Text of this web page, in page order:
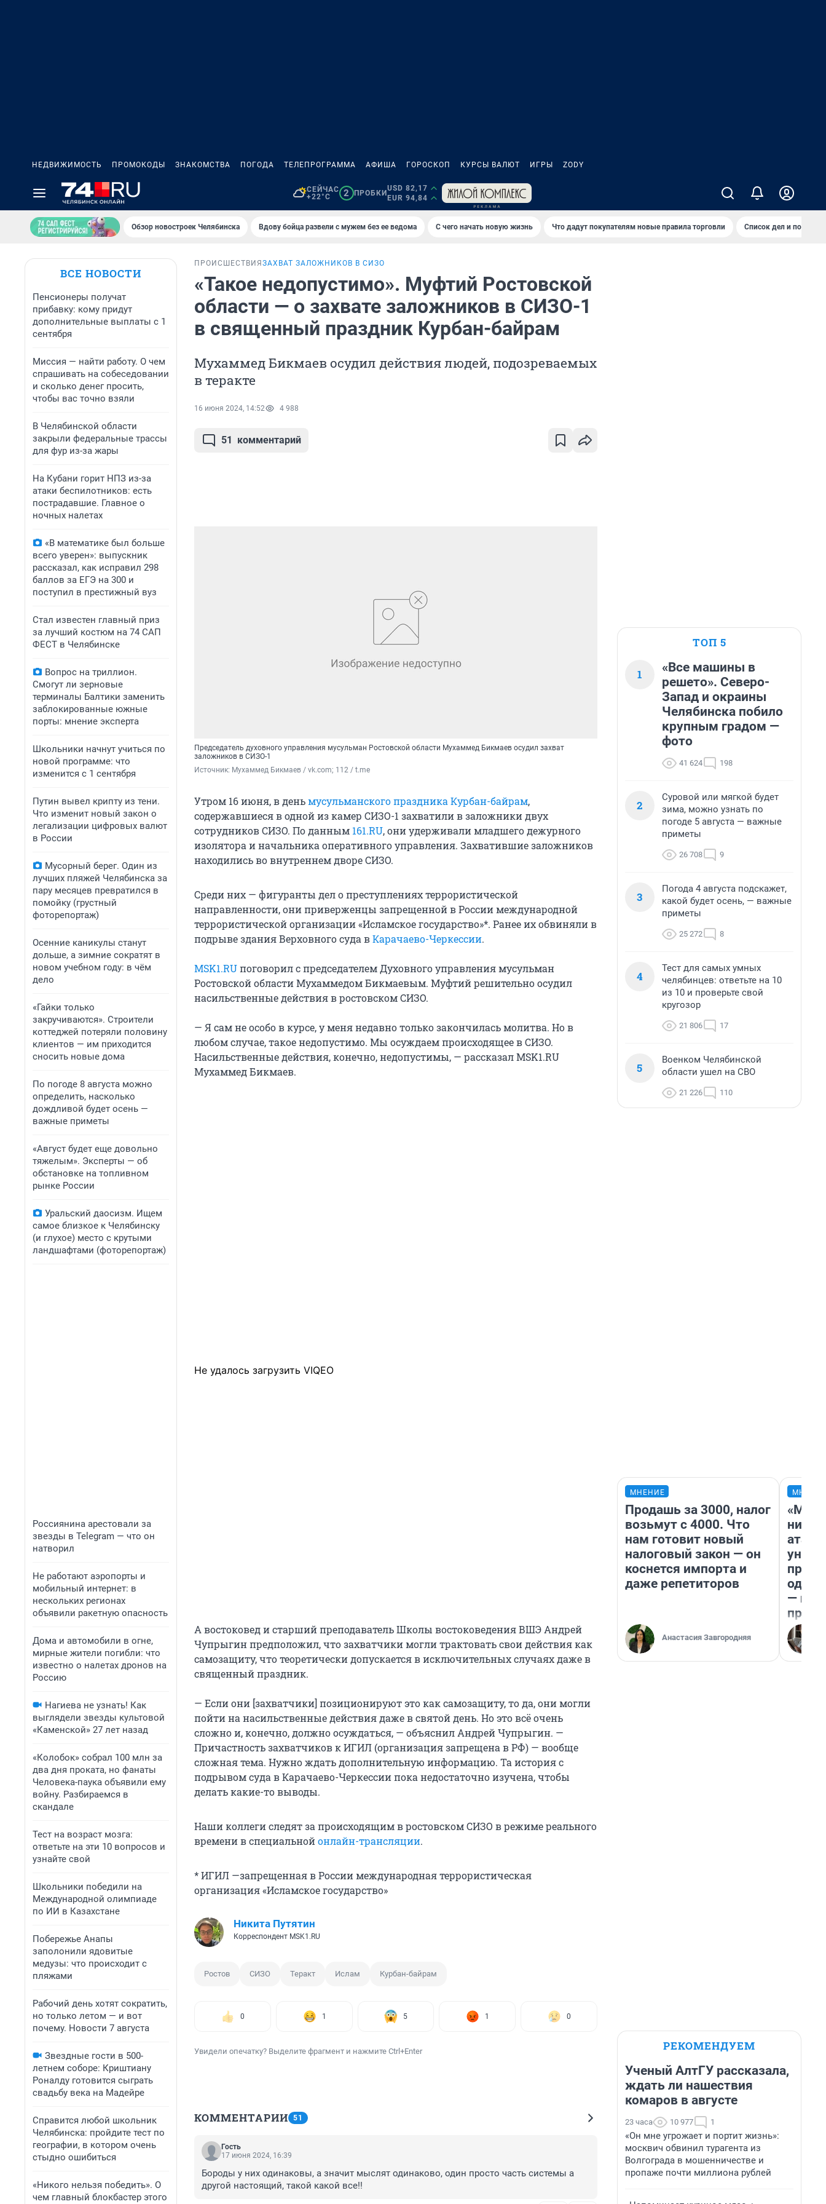
НЕДВИЖИМОСТЬ ПРОМОКОДЫ ЗНАКОМСТВА ПОГОДА ТЕЛЕПРОГРАММА АФИША ГОРОСКОП КУРСЫ ВАЛЮТ ИГРЫ ZODY
СЕЙЧАС
+22°C
2 ПРОБКИ
USD 82,17
EUR 94,84
Обзор новостроек Челябинска Вдову бойца развели с мужем без ее ведома С чего начать новую жизнь Что дадут покупателям новые правила торговли Список дел и покупок
ВСЕ НОВОСТИ
Пенсионеры получат
прибавку: кому придут
дополнительные выплаты с 1
сентября
Миссия — найти работу. О чем
спрашивать на собеседовании
и сколько денег просить,
чтобы вас точно взяли
В Челябинской области
закрыли федеральные трассы
для фур из-за жары
На Кубани горит НПЗ из-за
атаки беспилотников: есть
пострадавшие. Главное о
ночных налетах
«В математике был больше
всего уверен»: выпускник
рассказал, как исправил 298
баллов за ЕГЭ на 300 и
поступил в престижный вуз
Стал известен главный приз
за лучший костюм на 74 САП
ФЕСТ в Челябинске
Вопрос на триллион.
Смогут ли зерновые
терминалы Балтики заменить
заблокированные южные
порты: мнение эксперта
Школьники начнут учиться по
новой программе: что
изменится с 1 сентября
Путин вывел крипту из тени.
Что изменит новый закон о
легализации цифровых валют
в России
Мусорный берег. Один из
лучших пляжей Челябинска за
пару месяцев превратился в
помойку (грустный
фоторепортаж)
Осенние каникулы станут
дольше, а зимние сократят в
новом учебном году: в чём
дело
«Гайки только
закручиваются». Строители
коттеджей потеряли половину
клиентов — им приходится
сносить новые дома
По погоде 8 августа можно
определить, насколько
дождливой будет осень —
важные приметы
«Август будет еще довольно
тяжелым». Эксперты — об
обстановке на топливном
рынке России
Уральский даосизм. Ищем
самое близкое к Челябинску
(и глухое) место с крутыми
ландшафтами (фоторепортаж)
Россиянина арестовали за
звезды в Telegram — что он
натворил
Не работают аэропорты и
мобильный интернет: в
нескольких регионах
объявили ракетную опасность
Дома и автомобили в огне,
мирные жители погибли: что
известно о налетах дронов на
Россию
Нагиева не узнать! Как
выглядели звезды культовой
«Каменской» 27 лет назад
«Колобок» собрал 100 млн за
два дня проката, но фанаты
Человека-паука объявили ему
войну. Разбираемся в
скандале
Тест на возраст мозга:
ответьте на эти 10 вопросов и
узнайте свой
Школьники победили на
Международной олимпиаде
по ИИ в Казахстане
Побережье Анапы
заполонили ядовитые
медузы: что происходит с
пляжами
Рабочий день хотят сократить,
но только летом — и вот
почему. Новости 7 августа
Звездные гости в 500-
летнем соборе: Криштиану
Роналду готовится сыграть
свадьбу века на Мадейре
Справится любой школьник
Челябинска: пройдите тест по
географии, в котором очень
стыдно ошибиться
«Никого нельзя победить». О
чем главный блокбастер этого
ПРОИСШЕСТВИЯ ЗАХВАТ ЗАЛОЖНИКОВ В СИЗО
«Такое недопустимо». Муфтий Ростовской
области — о захвате заложников в СИЗО-1
в священный праздник Курбан-байрам
Мухаммед Бикмаев осудил действия людей, подозреваемых
в теракте
16 июня 2024, 14:52 4 988
51 комментарий
Председатель духовного управления мусульман Ростовской области Мухаммед Бикмаев осудил захват
заложников в СИЗО-1
Источник: Мухаммед Бикмаев / vk.com; 112 / t.me
Утром 16 июня, в деньмусульманского праздника Курбан-байрам,
содержавшиеся в одной из камер СИЗО-1 захватили в заложники двух
сотрудников СИЗО. По данным 161.RU, они удерживали младшего дежурного
изолятора и начальника оперативного управления. Захватившие заложников
находились во внутреннем дворе СИЗО.
Среди них — фигуранты дел о преступлениях террористической
направленности, они приверженцы запрещенной в России международной
террористической организации «Исламское государство»*. Ранее их обвиняли в
подрыве здания Верховного суда вКарачаево-Черкессии.
MSK1.RUпоговорил с председателем Духовного управления мусульман
Ростовской области Мухаммедом Бикмаевым. Муфтий решительно осудил
насильственные действия в ростовском СИЗО.
— Я сам не особо в курсе, у меня недавно только закончилась молитва. Но в
любом случае, такое недопустимо. Мы осуждаем происходящее в СИЗО.
Насильственные действия, конечно, недопустимы, — рассказал MSK1.RU
Мухаммед Бикмаев.
Не удалось загрузить VIQEO
А востоковед и старший преподаватель Школы востоковедения ВШЭ Андрей
Чупрыгин предположил, что захватчики могли трактовать свои действия как
самозащиту, что теоретически допускается в исключительных случаях даже в
священный праздник.
— Если они [захватчики] позиционируют это как самозащиту, то да, они могли
пойти на насильственные действия даже в святой день. Но это всё очень
сложно и, конечно, должно осуждаться, — объяснил Андрей Чупрыгин. —
Причастность захватчиков к ИГИЛ (организация запрещена в РФ) — вообще
сложная тема. Нужно ждать дополнительную информацию. Та история с
подрывом суда в Карачаево-Черкессии пока недостаточно изучена, чтобы
делать какие-то выводы.
Наши коллеги следят за происходящим в ростовском СИЗО в режиме реального
времени в специальнойонлайн-трансляции.
* ИГИЛ —запрещенная в России международная террористическая
организация «Исламское государство»
Никита Путятин
Корреспондент MSK1.RU
Ростов СИЗО Теракт Ислам Курбан-байрам
0 1 5 1 0
Увидели опечатку? Выделите фрагмент и нажмите Ctrl+Enter
КОММЕНТАРИИ 51
Гость
17 июня 2024, 16:39
Бороды у них одинаковы, а значит мыслят одинаково, один просто часть системы а
другой настоящий, такой какой все!!
ТОП 5
1
«Все машины в
решето». Северо-
Запад и окраины
Челябинска побило
крупным градом —
фото
41 624 198
2
Суровой или мягкой будет
зима, можно узнать по
погоде 5 августа — важные
приметы
26 708 9
3
Погода 4 августа подскажет,
какой будет осень, — важные
приметы
25 272 8
4
Тест для самых умных
челябинцев: ответьте на 10
из 10 и проверьте свой
кругозор
21 806 17
5
Военком Челябинской
области ушел на СВО
21 226 110
МНЕНИЕ
Продашь за 3000, налог
возьмут с 4000. Что
нам готовит новый
налоговый закон — он
коснется импорта и
даже репетиторов
Анастасия Завгородняя
атаки
—
РЕКОМЕНДУЕМ
Ученый АлтГУ рассказала,
ждать ли нашествия
комаров в августе
23 часа 10 977 1
«Он мне угрожает и портит жизнь»:
москвич обвинил турагента из
Волгограда в мошенничестве и
пропаже почти миллиона рублей